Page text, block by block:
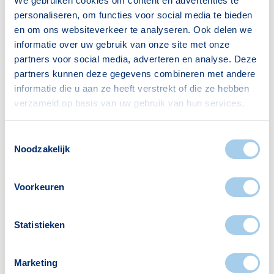
personaliseren, om functies voor social media te bieden
en om ons websiteverkeer te analyseren. Ook delen we
informatie over uw gebruik van onze site met onze
partners voor social media, adverteren en analyse. Deze
partners kunnen deze gegevens combineren met andere
informatie die u aan ze heeft verstrekt of die ze hebben
verzameld op basis van uw gebruik van hun services.
Noodzakelijk
Voorkeuren
Statistieken
Marketing
Nieuws Stijgende hypotheekrente
gevolgen voor maximale
hypotheek